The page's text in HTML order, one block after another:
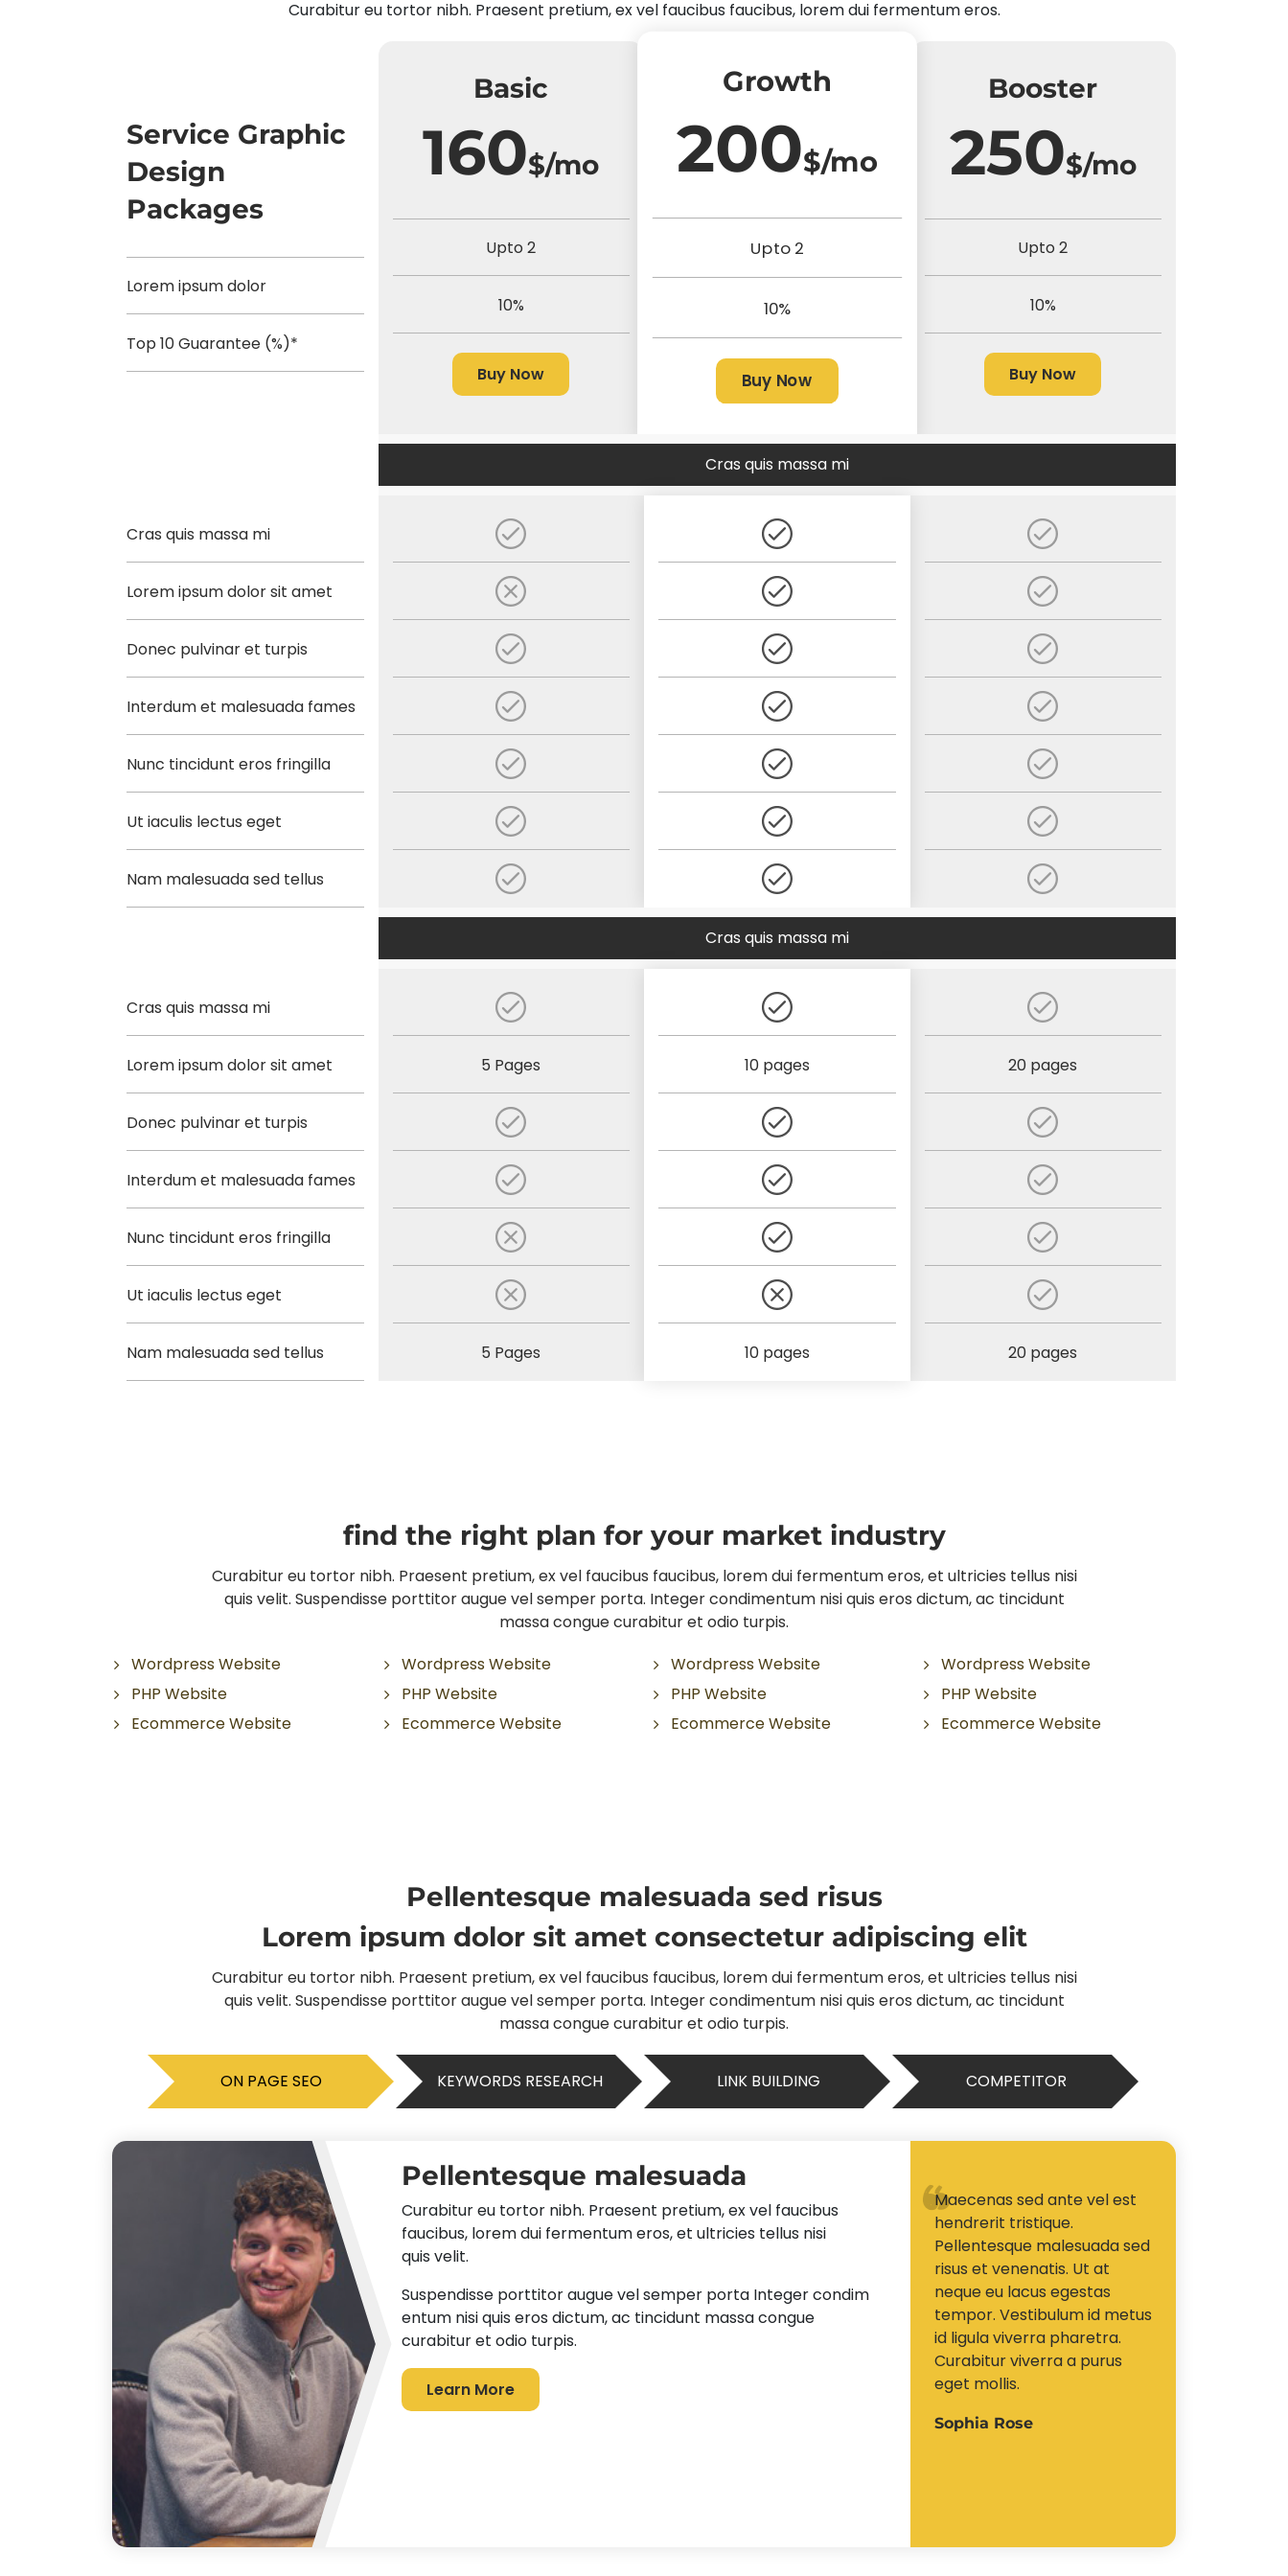
Curabitur eu tortor nibh. Praesent pretium, ex vel faucibus faucibus, lorem dui fermentum eros.
Service Graphic
Design
Packages
Lorem ipsum dolor
Top 10 Guarantee (%)*
Basic
160$/mo
Upto 2
10%
Buy Now
Growth
200$/mo
Upto 2
10%
Buy Now
Booster
250$/mo
Upto 2
10%
Buy Now
Cras quis massa mi
Cras quis massa mi
Lorem ipsum dolor sit amet
Donec pulvinar et turpis
Interdum et malesuada fames
Nunc tincidunt eros fringilla
Ut iaculis lectus eget
Nam malesuada sed tellus
Cras quis massa mi
Cras quis massa mi
Lorem ipsum dolor sit amet
Donec pulvinar et turpis
Interdum et malesuada fames
Nunc tincidunt eros fringilla
Ut iaculis lectus eget
Nam malesuada sed tellus
5 Pages
5 Pages
10 pages
10 pages
20 pages
20 pages
find the right plan for your market industry
Curabitur eu tortor nibh. Praesent pretium, ex vel faucibus faucibus, lorem dui fermentum eros, et ultricies tellus nisi
quis velit. Suspendisse porttitor augue vel semper porta. Integer condimentum nisi quis eros dictum, ac tincidunt
massa congue curabitur et odio turpis.
Wordpress Website
PHP Website
Ecommerce Website
Wordpress Website
PHP Website
Ecommerce Website
Wordpress Website
PHP Website
Ecommerce Website
Wordpress Website
PHP Website
Ecommerce Website
Pellentesque malesuada sed risus
Lorem ipsum dolor sit amet consectetur adipiscing elit
Curabitur eu tortor nibh. Praesent pretium, ex vel faucibus faucibus, lorem dui fermentum eros, et ultricies tellus nisi
quis velit. Suspendisse porttitor augue vel semper porta. Integer condimentum nisi quis eros dictum, ac tincidunt
massa congue curabitur et odio turpis.
ON PAGE SEO KEYWORDS RESEARCH LINK BUILDING COMPETITOR
Pellentesque malesuada
Curabitur eu tortor nibh. Praesent pretium, ex vel faucibus
faucibus, lorem dui fermentum eros, et ultricies tellus nisi
quis velit.
Suspendisse porttitor augue vel semper porta Integer condim
entum nisi quis eros dictum, ac tincidunt massa congue
curabitur et odio turpis.
Learn More
Maecenas sed ante vel est
hendrerit tristique.
Pellentesque malesuada sed
risus et venenatis. Ut at
neque eu lacus egestas
tempor. Vestibulum id metus
id ligula viverra pharetra.
Curabitur viverra a purus
eget mollis.
Sophia Rose